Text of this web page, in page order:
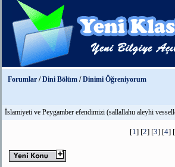
Forumlar /Dini Bölüm /Dinimi Öğreniyorum
İslamiyeti ve Peygamber efendimizi (sallallahu aleyhi
[1] [2] [3] [4] [